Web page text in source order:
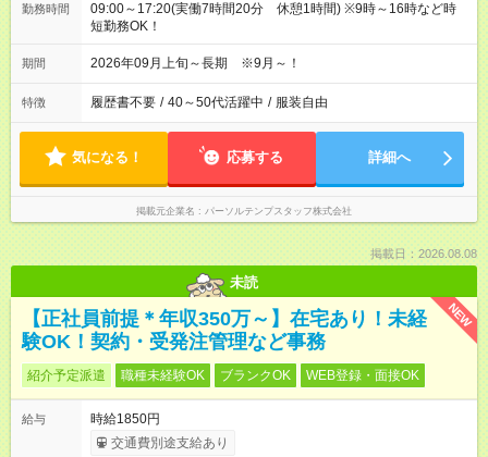
勤務時間
09:00～17:20(実働7時間20分 休憩1時間) ※9時～16時など時
短勤務OK！
期間 2026年09月上旬～長期 ※9月～！
特徴 履歴書不要 / 40～50代活躍中 / 服装自由
気になる！ 応募する 詳細へ
掲載元企業名 パーソルテンプスタッフ株式会社
掲載日：2026.08.08
未読
NEW
【正社員前提＊年収350万～】在宅あり！未経
験OK！契約・受発注管理など事務
紹介予定派遣 職種未経験OK ブランクOK WEB登録・面接OK
給与
時給1850円
交通費別途支給あり